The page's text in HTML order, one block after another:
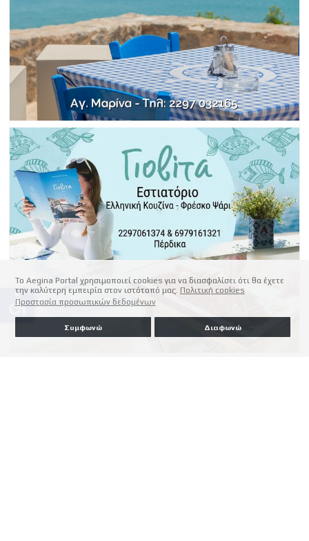
Το Aegina Portal χρησιμοποιεί cookies για να διασφαλίσει ότι θα έχετε
την καλύτερη εμπειρία στον ιστότοπό μας. Πολιτική cookies
Προστασία προσωπικών δεδομένων
Συμφωνώ Διαφωνώ
accessible